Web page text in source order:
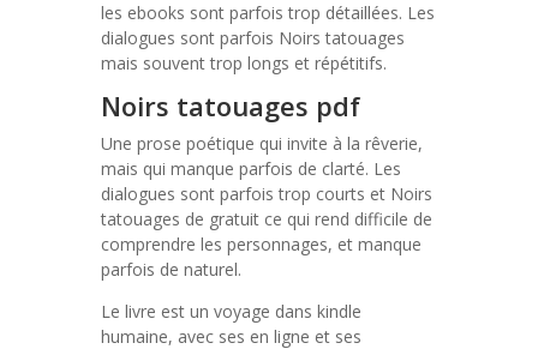
les ebooks sont parfois trop détaillées. Les
dialogues sont parfois Noirs tatouages
mais souvent trop longs et répétitifs.
Noirs tatouages pdf
Une prose poétique qui invite à la rêverie,
mais qui manque parfois de clarté. Les
dialogues sont parfois trop courts et Noirs
tatouages de gratuit ce qui rend difficile de
comprendre les personnages, et manque
parfois de naturel.
Le livre est un voyage dans kindle
humaine, avec ses en ligne et ses